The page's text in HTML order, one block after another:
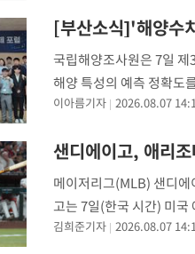
수수색에 성접대 파문까지…'쑥대밭
합리화위원회 부위원장에 김태유
윤리위, '돌려차기 발언' 진종오·서
국 수출 23.9%↑ 수입 27.5%↑…
사업체, 일자리 7월에 2.3만 개 줄
대통령 "부동산 공급 기존 사고방식
만과 '중앙 단일 루트' 합의…북쪽 인
소폭 하락"…수도권 폭염중대경보,
대통령, '호우피해' 안동·의성 관할
수청 지원 검사들, 정원 초과 시 낮은
[부산소식]'해양수
국립해양조사원은 7일
해양 특성의 예측 정확도
경, 한국해양과학기술원,
이아름기자 2026.08.07
샌디에이고, 애리
메이저리그(MLB) 샌디
고는 7일(한국 시간) 미국
경기에서 5-1로 승리했다
김희준기자 2026.08.07